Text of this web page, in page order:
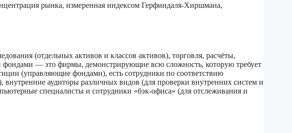
рынка, измеренная индексом Герфиндаля-Хиршмана,
(отдельных активов и классов активов), торговля, расчёты,
фондами — это фирмы, демонстрирующие всю сложность, которую требует
(управляющие фондами), есть сотрудники по соответствию
аудиторы различных видов (для проверки внутренних систем и
специалисты и сотрудники «бэк-офиса» (для отслеживания и